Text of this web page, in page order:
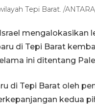
Tepi Barat. /
mengalokasikan
di Tepi Barat
ini ditentang
di Tepi Barat oleh
kedua